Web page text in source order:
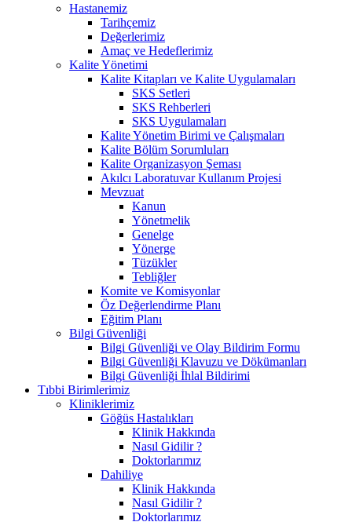
Hastanemiz
Tarihçemiz
Değerlerimiz
Amaç ve Hedeflerimiz
Kalite Yönetimi
Kalite Kitapları ve Kalite Uygulamaları
SKS Setleri
SKS Rehberleri
SKS Uygulamaları
Kalite Yönetim Birimi ve Çalışmaları
Kalite Bölüm Sorumluları
Kalite Organizasyon Şeması
Akılcı Laboratuvar Kullanım Projesi
Mevzuat
Kanun
Yönetmelik
Genelge
Yönerge
Tüzükler
Tebliğler
Komite ve Komisyonlar
Öz Değerlendirme Planı
Eğitim Planı
Bilgi Güvenliği
Bilgi Güvenliği ve Olay Bildirim Formu
Bilgi Güvenliği Klavuzu ve Dökümanları
Bilgi Güvenliği İhlal Bildirimi
Tıbbi Birimlerimiz
Kliniklerimiz
Göğüs Hastalıkları
Klinik Hakkında
Nasıl Gidilir ?
Doktorlarımız
Dahiliye
Klinik Hakkında
Nasıl Gidilir ?
Doktorlarımız